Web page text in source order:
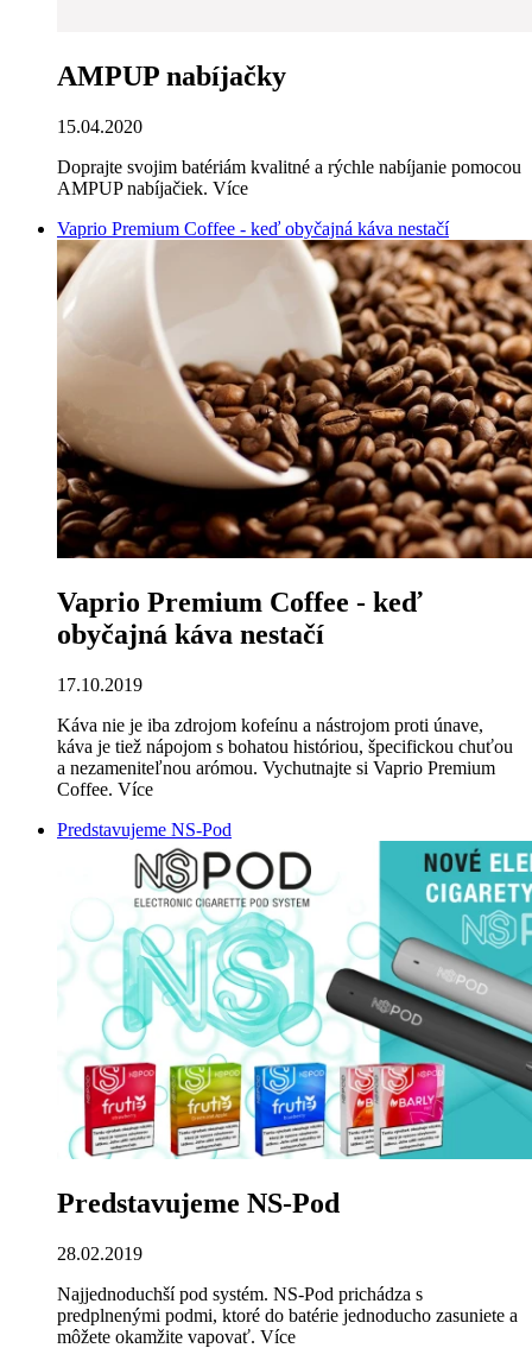
AMPUP nabíjačky
15.04.2020
Doprajte svojim batériám kvalitné a rýchle nabíjanie pomocou
AMPUP nabíjačiek. Více
Vaprio Premium Coffee - keď obyčajná káva nestačí
Vaprio Premium Coffee - keď
obyčajná káva nestačí
17.10.2019
Káva nie je iba zdrojom kofeínu a nástrojom proti únave,
káva je tiež nápojom s bohatou históriou, špecifickou chuťou
a nezameniteľnou arómou. Vychutnajte si Vaprio Premium
Coffee. Více
Predstavujeme NS-Pod
Predstavujeme NS-Pod
28.02.2019
Najjednoduchší pod systém. NS-Pod prichádza s
predplnenými podmi, ktoré do batérie jednoducho zasuniete a
môžete okamžite vapovať. Více